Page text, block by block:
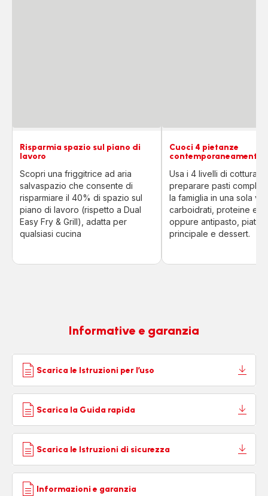
Risparmia spazio sul piano di
lavoro
Scopri una friggitrice ad aria
salvaspazio che consente di
risparmiare il 40% di spazio sul
piano di lavoro (rispetto a Dual
Easy Fry & Grill), adatta per
qualsiasi cucina
Cuoci 4 pietanze
contemporaneamente
Usa i 4 livelli di cottura
preparare pasti
la famiglia in una sola
carboidrati, proteine e
oppure antipasto, piatto
principale e dessert.
Informative e garanzia
Scarica le Istruzioni per l’uso
Scarica la Guida rapida
Scarica le Istruzioni di sicurezza
Informazioni e garanzia